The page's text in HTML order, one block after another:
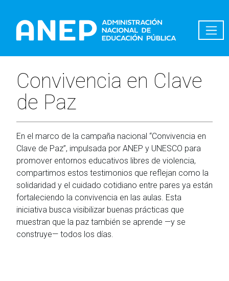
Convivencia en Clave
de Paz
En el marco de la campaña nacional “Convivencia en
Clave de Paz”, impulsada por ANEP y UNESCO para
promover entornos educativos libres de violencia,
compartimos estos testimonios que reflejan como la
solidaridad y el cuidado cotidiano entre pares ya están
fortaleciendo la convivencia en las aulas. Esta
iniciativa busca visibilizar buenas prácticas que
muestran que la paz también se aprende —y se
construye— todos los días.